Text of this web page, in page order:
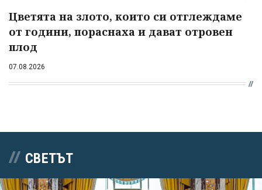
Цветята на злото, които си отглеждаме
от години, пораснаха и дават отровен
плод
07.08.2026
СВЕТЪТ